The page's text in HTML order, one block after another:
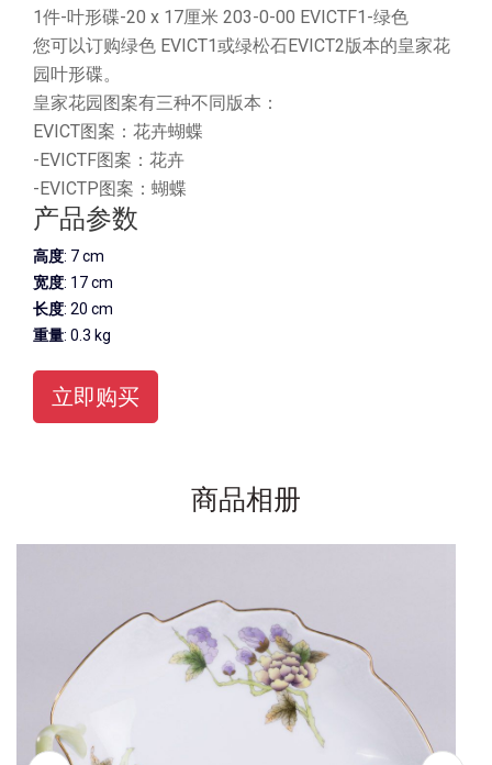
1件-叶形碟-20 x 17厘米 203-0-00 EVICTF1-绿色
您可以订购绿色 EVICT1或绿松石EVICT2版本的皇家花
园叶形碟。
皇家花园图案有三种不同版本：
EVICT图案：花卉蝴蝶
-EVICTF图案：花卉
-EVICTP图案：蝴蝶
产品参数
高度: 7 cm
宽度: 17 cm
长度: 20 cm
重量: 0.3 kg
立即购买
商品相册